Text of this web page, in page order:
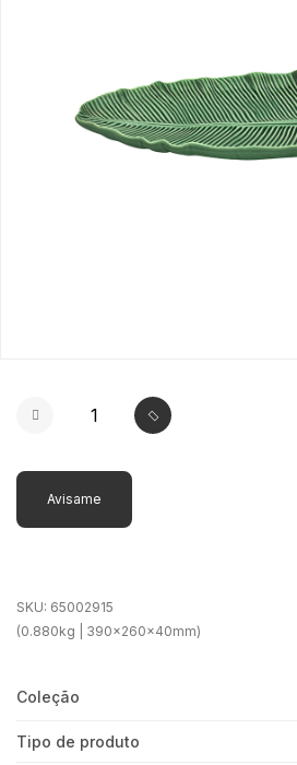
Avisame
SKU: 65002915
(0.880kg | 390x260x40mm)
Coleção
Tipo de produto